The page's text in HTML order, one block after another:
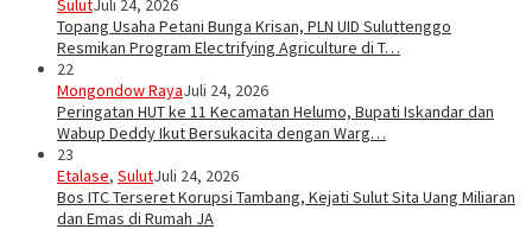
SulutJuli 24, 2026
Topang Usaha Petani Bunga Krisan, PLN UID Suluttenggo
Resmikan Program Electrifying Agriculture di T…
22
Mongondow RayaJuli 24, 2026
Peringatan HUT ke 11 Kecamatan Helumo, Bupati Iskandar dan
Wabup Deddy Ikut Bersukacita dengan Warg…
23
Etalase, SulutJuli 24, 2026
Bos ITC Terseret Korupsi Tambang, Kejati Sulut Sita Uang Miliaran
dan Emas di Rumah JA